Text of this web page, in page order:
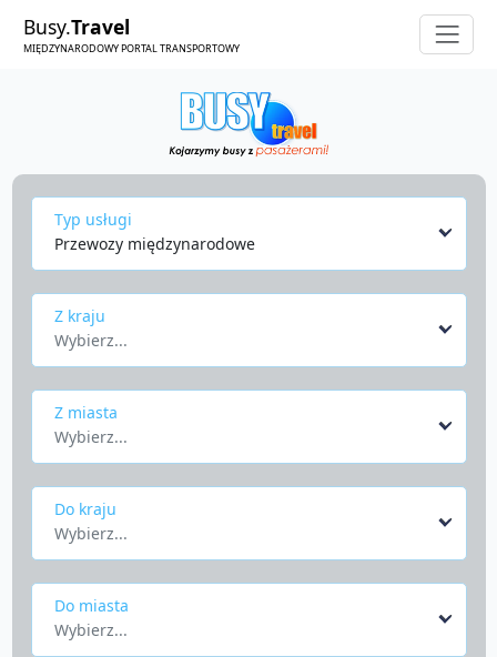
Busy.Travel
MIĘDZYNARODOWY PORTAL TRANSPORTOWY
Typ usługi
Przewozy międzynarodowe
Z kraju
Wybierz...
Z miasta
Wybierz...
Do kraju
Wybierz...
Do miasta
Wybierz...